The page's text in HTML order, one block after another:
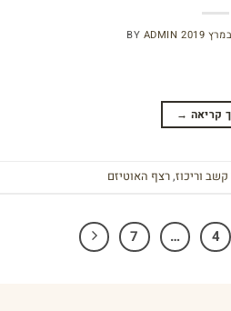
BY ADMIN
קריאה →
וריכוז,רצף האוטיזם
4
…
7